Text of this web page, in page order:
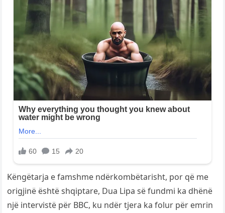
Këngëtarja e famshme ndërkombëtarisht, por që me
origjinë është shqiptare, Dua Lipa së fundmi ka dhënë
një intervistë për BBC, ku ndër tjera ka folur për emrin